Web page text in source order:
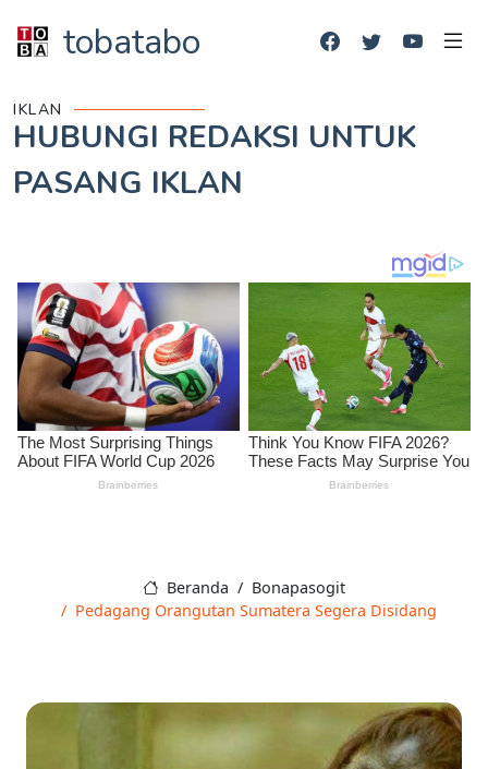
tobatabo
IKLAN
HUBUNGI REDAKSI UNTUK
PASANG IKLAN
Beranda
Bonapasogit
Pedagang Orangutan Sumatera Segera Disidang